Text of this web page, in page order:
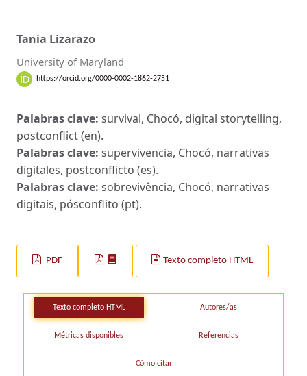
Tania Lizarazo
University of Maryland
https://orcid.org/0000-0002-1862-2751
Palabras clave: survival, Chocó, digital storytelling,
postconflict (en).
Palabras clave: supervivencia, Chocó, narrativas
digitales, postconflicto (es).
Palabras clave: sobrevivência, Chocó, narrativas
digitais, pósconflito (pt).
PDF Texto completo HTML
Texto completo HTML Autores/as
Métricas disponibles Referencias
Cómo citar